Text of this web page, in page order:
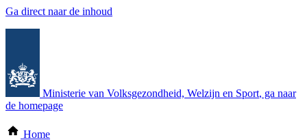
Ga direct naar de inhoud
Ministerie van Volksgezondheid, Welzijn en Sport, ga naar
de homepage
Home